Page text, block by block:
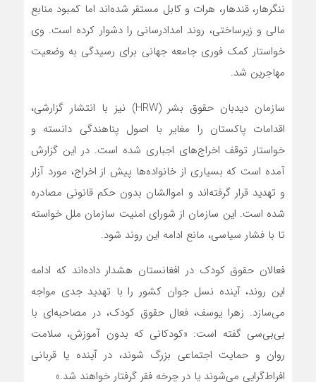
ننگرهار، قندهار، هرات و کابل مستقر شده‌اند اما کمبود منابع
مالی و زیرساختی، روند امدادرسانی را دشوار کرده است. وی
خواستار کمک فوری جامعه جهانی برای رسیدگی به وضعیت
مهاجرین شد.
سازمان دیدبان حقوق بشر (HRW) نیز با انتشار گزارشی،
اقدامات پاکستان را مغایر با اصول پناهندگی دانسته و
خواستار توقف اخراج‌های اجباری شده است. در این گزارش
آمده است که بسیاری از خانواده‌ها پیش از اخراج، مورد آزار
و تهدید قرار گرفته‌اند و اموالشان بدون حکم قانونی مصادره
شده است. این سازمان از شورای امنیت سازمان ملل خواسته
تا با فشار سیاسی، مانع ادامه این روند شود.
فعالان حقوق کودک در افغانستان هشدار داده‌اند که ادامه
این روند، آینده نسل جوان کشور را با تهدید جدی مواجه
می‌سازد. زهرا یوسف، فعال حقوق کودک، در مصاحبه‌ای با
بی‌بی‌سی گفته است: «کودکانی که بدون آموزش، سلامت
روان و حمایت اجتماعی بزرگ شوند، در آینده یا قربانی
افراط‌گرایی می‌شوند یا در چرخه فقر گرفتار خواهند شد.»